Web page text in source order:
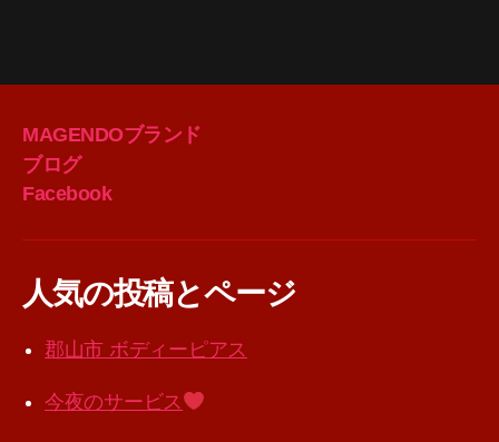
MAGENDOブランド
ブログ
Facebook
人気の投稿とページ
郡山市 ボディーピアス
今夜のサービス